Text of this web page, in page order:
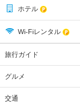
ホテル
Wi-Fiレンタル
旅行ガイド
グルメ
交通